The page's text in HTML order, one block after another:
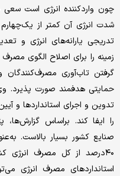
چون واردکننده انرژی است
شدت انرژی آن کمتر از
تدریجی یارانه‌‌‌های انرژی و
زمینه را برای اصلاح الگوی مصرف
گرفتن تاب‌‌‌آوری
حمایتی هدفمند صورت پذیرد. وی
تدوین و اجرای استانداردها و
را ایفا کند. براساس
صنایع کشور بسیار بالاست.
۴۰‌درصد از کل مصرف انرژی